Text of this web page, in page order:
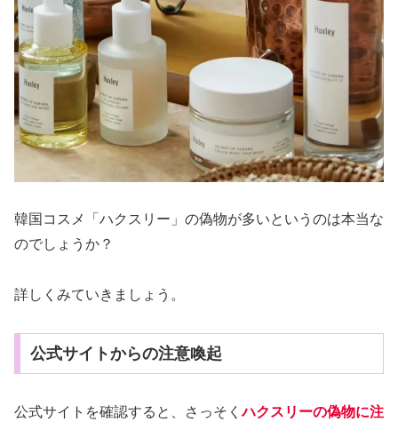
韓国コスメ「ハクスリー」の偽物が多いというのは本当な
のでしょうか？
詳しくみていきましょう。
公式サイトからの注意喚起
公式サイトを確認すると、さっそくハクスリーの偽物に注